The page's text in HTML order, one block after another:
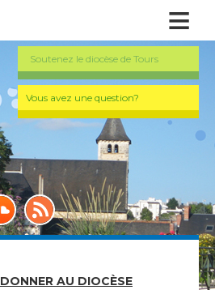
≡
Soutenez le diocèse de Tours
Vous avez une question?
DONNER AU DIOCÈSE